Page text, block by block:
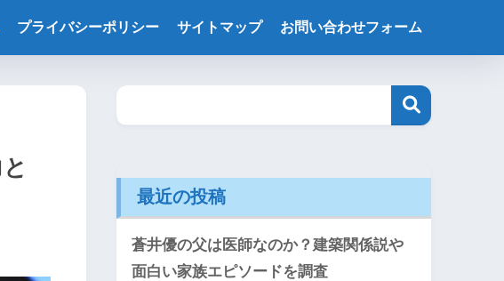
プライバシーポリシー サイトマップ お問い合わせフォーム
最近の投稿
蒼井優の父は医師なのか？建築関係説や
面白い家族エピソードを調査